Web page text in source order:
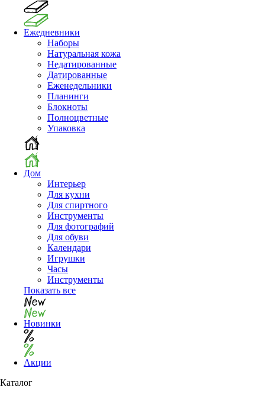
Ежедневники
Наборы
Натуральная кожа
Недатированные
Датированные
Еженедельники
Планинги
Блокноты
Полноцветные
Упаковка
Дом
Интерьер
Для кухни
Для спиртного
Инструменты
Для фотографий
Для обуви
Календари
Игрушки
Часы
Инструменты
Показать все
Новинки
Акции
Каталог